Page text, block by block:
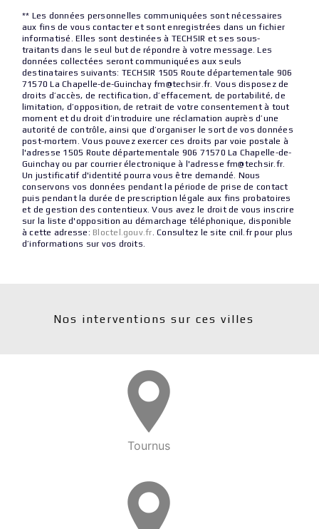
** Les données personnelles communiquées sont nécessaires
aux fins de vous contacter et sont enregistrées dans un fichier
informatisé. Elles sont destinées à TECHSIR et ses sous-
traitants dans le seul but de répondre à votre message. Les
données collectées seront communiquées aux seuls
destinataires suivants: TECHSIR 1505 Route départementale 906
71570 La Chapelle-de-Guinchay fm@techsir.fr. Vous disposez de
droits d’accès, de rectification, d’effacement, de portabilité, de
limitation, d’opposition, de retrait de votre consentement à tout
moment et du droit d’introduire une réclamation auprès d’une
autorité de contrôle, ainsi que d’organiser le sort de vos données
post-mortem. Vous pouvez exercer ces droits par voie postale à
l'adresse 1505 Route départementale 906 71570 La Chapelle-de-
Guinchay ou par courrier électronique à l'adresse fm@techsir.fr.
Un justificatif d'identité pourra vous être demandé. Nous
conservons vos données pendant la période de prise de contact
puis pendant la durée de prescription légale aux fins probatoires
et de gestion des contentieux. Vous avez le droit de vous inscrire
sur la liste d'opposition au démarchage téléphonique, disponible
à cette adresse: Bloctel.gouv.fr. Consultez le site cnil.fr pour plus
d’informations sur vos droits.
Nos interventions sur ces villes
Tournus